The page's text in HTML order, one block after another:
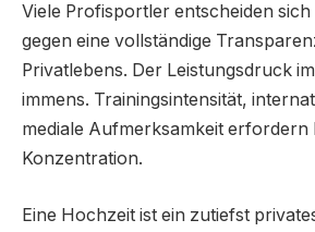
Viele Profisportler entscheiden
gegen eine vollständige
Privatlebens. Der Leistungsdruck
immens. Trainingsintensität,
mediale Aufmerksamkeit erfordern
Konzentration.
Eine Hochzeit ist ein zutiefst